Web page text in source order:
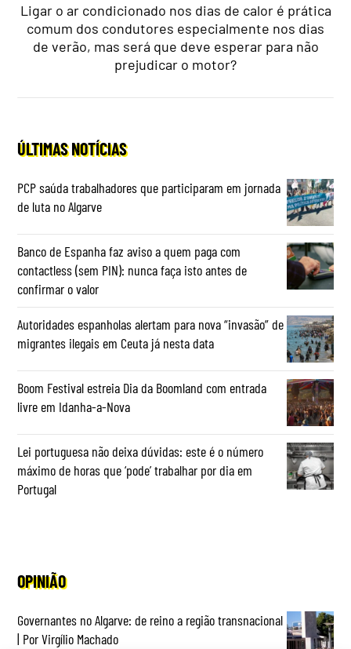
Ligar o ar condicionado nos dias de calor é prática
comum dos condutores especialmente nos dias
de verão, mas será que deve esperar para não
prejudicar o motor?
ÚLTIMAS NOTÍCIAS
PCP saúda trabalhadores que participaram em jornada
de luta no Algarve
Banco de Espanha faz aviso a quem paga com
contactless (sem PIN): nunca faça isto antes de
confirmar o valor
Autoridades espanholas alertam para nova “invasão” de
migrantes ilegais em Ceuta já nesta data
Boom Festival estreia Dia da Boomland com entrada
livre em Idanha-a-Nova
Lei portuguesa não deixa dúvidas: este é o número
máximo de horas que ‘pode’ trabalhar por dia em
Portugal
OPINIÃO
Governantes no Algarve: de reino a região transnacional
| Por Virgílio Machado